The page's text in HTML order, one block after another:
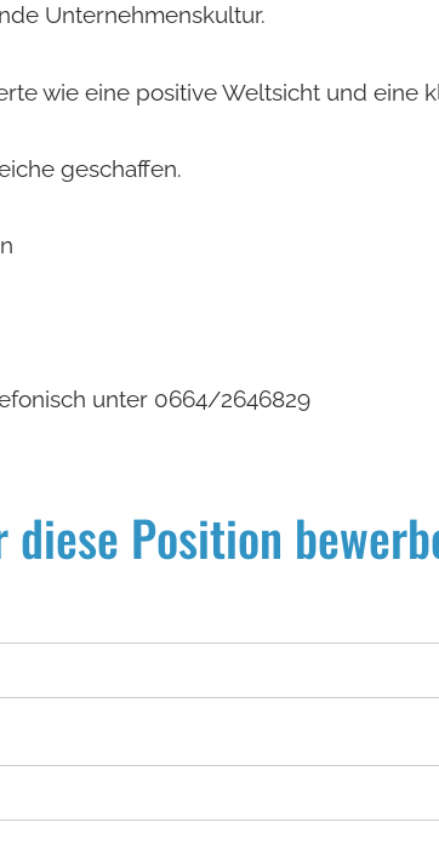
Unternehmenskultur.
wie eine positive Weltsicht und eine
geschaffen.
unter 0664/2646829
Position